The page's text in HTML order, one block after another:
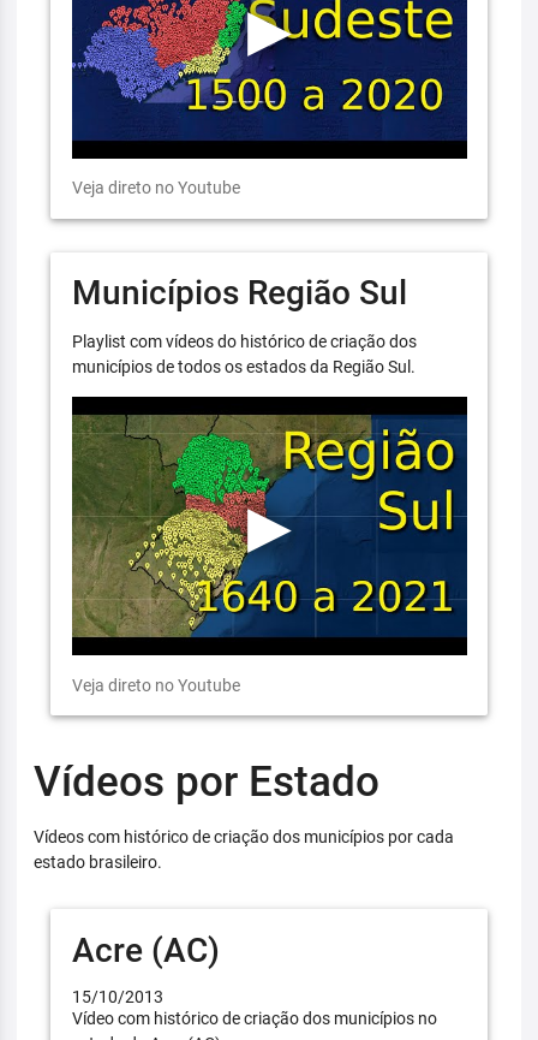
Veja direto no Youtube
Municípios Região Sul
Playlist com vídeos do histórico de criação dos
municípios de todos os estados da Região Sul.
Veja direto no Youtube
Vídeos por Estado
Vídeos com histórico de criação dos municípios por cada
estado brasileiro.
Acre (AC)
15/10/2013
Vídeo com histórico de criação dos municípios no